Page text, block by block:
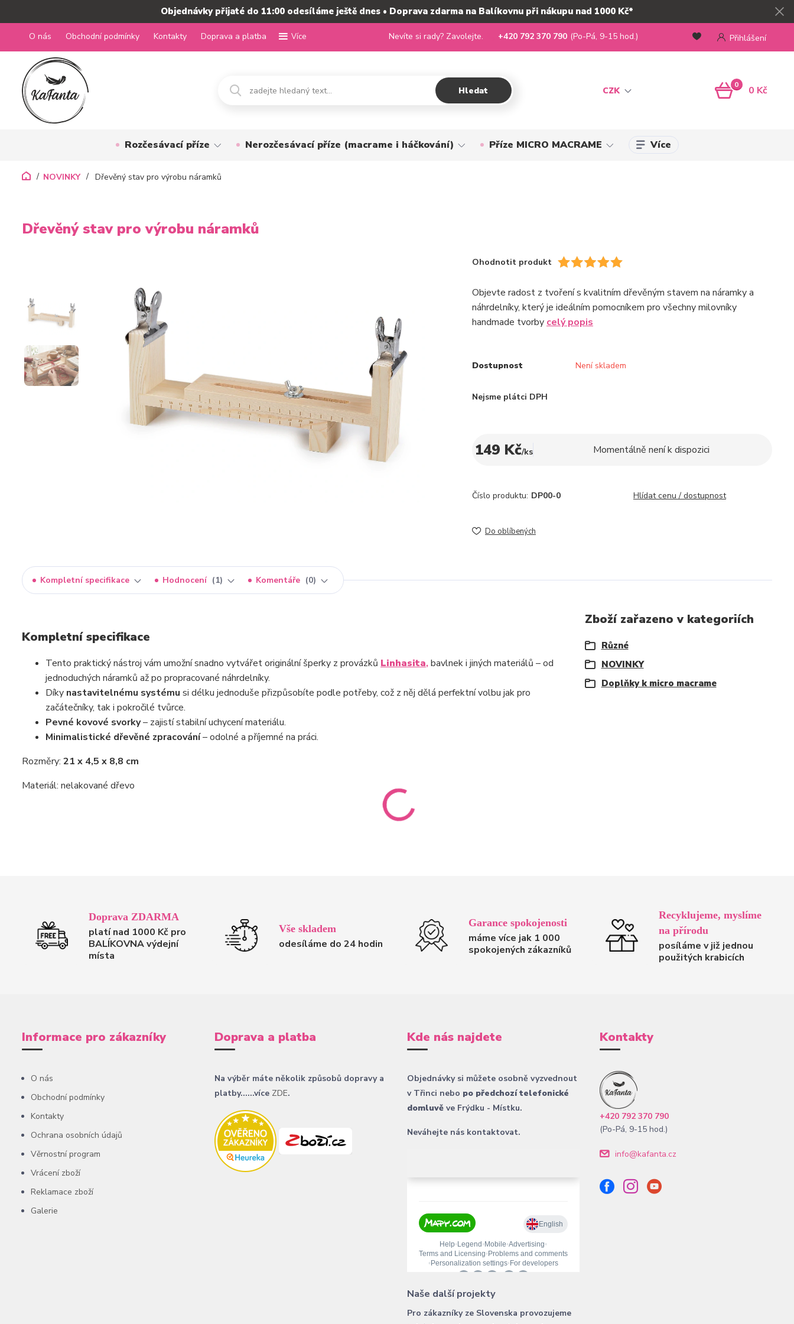
Objednávky přijaté do 11:00 odesíláme ještě dnes • Doprava zdarma na Balíkovnu při nákupu nad 1000 Kč*
O nás Obchodní podmínky Kontakty Doprava a platba Více
CZK
Přihlášení
Hledat
Nevíte si rady? Zavolejte. +420 792 370 790 (Po-Pá, 9-15 hod.)
0 0 Kč
Rozčesávací příze Nerozčesávací příze (macrame i háčkování) Příze MICRO MACRAME Více
NOVINKY Dřevěný stav pro výrobu náramků
Dřevěný stav pro výrobu náramků
Ohodnotit produkt
Objevte radost z tvoření s kvalitním dřevěným stavem na náramky a
náhrdelníky, který je ideálním pomocníkem pro všechny milovníky
handmade tvorby celý popis
Dostupnost Není skladem
Nejsme plátci DPH
149 Kč/ks Momentálně není k dispozici
Číslo produktu: DP00-0 Hlídat cenu / dostupnost
Do oblíbených
Kompletní specifikace Hodnocení 1 Komentáře 0
Kompletní specifikace
Tento praktický nástroj vám umožní snadno vytvářet originální šperky z provázků Linhasita, bavlnek i jiných materiálů – od
jednoduchých náramků až po propracované náhrdelníky.
Díky nastavitelnému systému si délku jednoduše přizpůsobíte podle potřeby, což z něj dělá perfektní volbu jak pro
začátečníky, tak i pokročilé tvůrce.
Pevné kovové svorky– zajistí stabilní uchycení materiálu.
Minimalistické dřevěné zpracování– odolné a příjemné na práci.
Rozměry: 21 x 4,5 x 8,8 cm
Materiál: nelakované dřevo
Zboží zařazeno v kategoriích
Různé
NOVINKY
Doplňky k micro macrame
Doprava ZDARMA
platí nad 1000 Kč pro
BALÍKOVNA výdejní
místa
Vše skladem
odesíláme do 24 hodin
Garance spokojenosti
máme více jak 1 000
spokojených zákazníků
Recyklujeme, myslíme
na přírodu
posíláme v již jednou
použitých krabicích
Informace pro zákazníky
O nás
Obchodní podmínky
Kontakty
Ochrana osobních údajů
Věrnostní program
Vrácení zboží
Reklamace zboží
Galerie
Doprava a platba
Na výběr máte několik způsobů dopravy a
platby......více ZDE.
Kde nás najdete
Objednávky si můžete osobně vyzvednout
v Třinci nebo po předchozí telefonické
domluvě ve Frýdku - Místku.
Neváhejte nás kontaktovat.
Naše další projekty
Pro zákazníky ze Slovenska provozujeme
Kontakty
+420 792 370 790
(Po-Pá, 9-15 hod.)
info@kafanta.cz